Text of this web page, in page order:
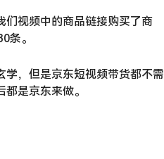
们视频中的商品链接购买了商
条。
学，但是京东短视频带货都不需
是京东来做。